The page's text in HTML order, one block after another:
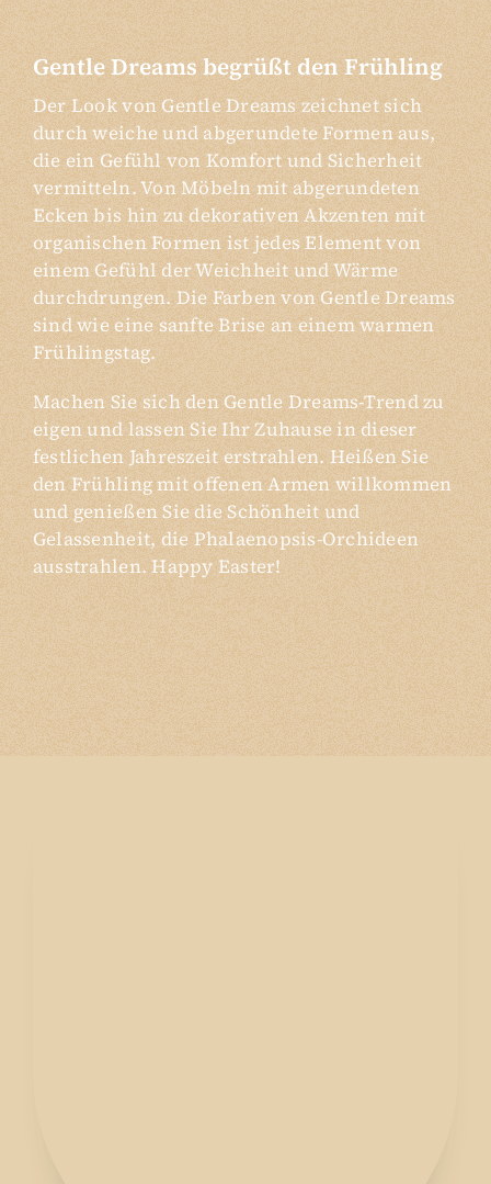
Gentle Dreams begrüßt den Frühling
Der Look von Gentle Dreams zeichnet sich
durch weiche und abgerundete Formen aus,
die ein Gefühl von Komfort und Sicherheit
vermitteln. Von Möbeln mit abgerundeten
Ecken bis hin zu dekorativen Akzenten mit
organischen Formen ist jedes Element von
einem Gefühl der Weichheit und Wärme
durchdrungen. Die Farben von Gentle Dreams
sind wie eine sanfte Brise an einem warmen
Frühlingstag.
Machen Sie sich den Gentle Dreams-Trend zu
eigen und lassen Sie Ihr Zuhause in dieser
festlichen Jahreszeit erstrahlen. Heißen Sie
den Frühling mit offenen Armen willkommen
und genießen Sie die Schönheit und
Gelassenheit, die Phalaenopsis-Orchideen
ausstrahlen. Happy Easter!